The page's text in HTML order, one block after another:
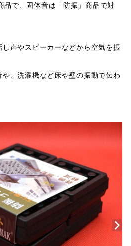
品で、固体音は「防振」商品で対
声やスピーカーなどから空気を振
、洗濯機など床や壁の振動で伝わ